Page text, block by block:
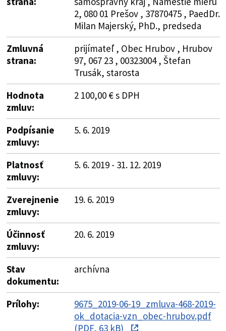
2, 080 01 Prešov , 37870475 , PaedDr.
Milan Majerský, PhD., predseda
Zmluvná
strana:
prijímateľ , Obec Hrubov , Hrubov
97, 067 23 , 00323004 , Štefan
Trusák, starosta
Hodnota
zmluv:
2 100,00 € s DPH
Podpísanie
zmluvy:
5. 6. 2019
Platnosť
zmluvy:
5. 6. 2019 - 31. 12. 2019
Zverejnenie
zmluvy:
19. 6. 2019
Účinnosť
zmluvy:
20. 6. 2019
Stav
dokumentu:
archívna
Prílohy:
9675_2019-06-19_zmluva-468-2019-
ok_dotacia-vzn_obec-hrubov.pdf
(PDF, 63 kB)